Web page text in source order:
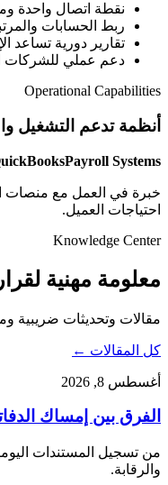
نقطة اتصال واحدة
ربط الحسابات
تقارير دورية تساعد
دعم عملي للشركات
Operational Capabilities
أنظمة تدعم التشغيل
Payroll Systems
خبرة في العمل مع منصات
احتياجات العميل.
Knowledge Center
معلومة مهنية
مقالات وتحديثات ضريبية
كل المقالات ←
أغسطس 8, 2026
الفرق بين إمساك
من تسجيل المستندات
والرقابة.